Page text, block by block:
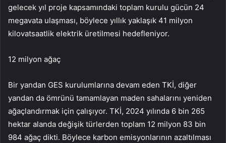
gelecek yıl proje kapsamındaki toplam kurulu gücün 24
megavata ulaşması, böylece yıllık yaklaşık 41 milyon
kilovatsaatlik elektrik üretilmesi hedefleniyor.
12 milyon ağaç
Bir yandan GES kurulumlarına devam eden TKİ, diğer
yandan da ömrünü tamamlayan maden sahalarını yeniden
ağaçlandırmak için çalışıyor. TKİ, 2024 yılında 6 bin 265
hektar alanda değişik türlerden toplam 12 milyon 83 bin
984 ağaç dikti. Böylece karbon emisyonlarının azaltılması